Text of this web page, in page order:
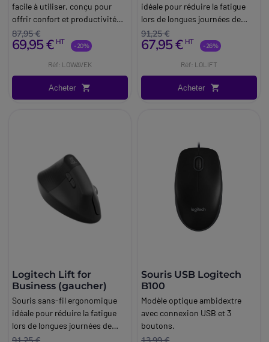
facile à utiliser, conçu pour
offrir confort et productivité
aux professionnels.
87,95 €
69,95 € HT -20%
Réf: LOWAVEK
Acheter
idéale pour réduire la fatigue
lors de longues journées de
travail.
91,25 €
67,95 € HT -26%
Réf: LOLIFT
Acheter
Logitech Lift for
Business (gaucher)
Souris sans-fil ergonomique
idéale pour réduire la fatigue
lors de longues journées de
travail.
Souris USB Logitech
B100
Modèle optique ambidextre
avec connexion USB et 3
boutons.